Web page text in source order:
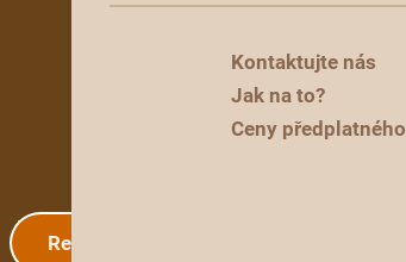
Registrace
Kontaktujte nás
Jak na to?
Ceny předplatného